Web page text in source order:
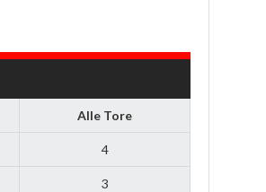
Alle Tore
4
3